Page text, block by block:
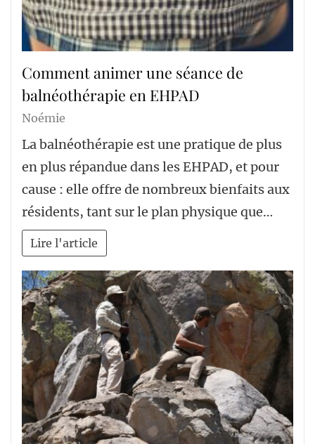
Comment animer une séance de
balnéothérapie en EHPAD
Noémie
La balnéothérapie est une pratique de plus
en plus répandue dans les EHPAD, et pour
cause : elle offre de nombreux bienfaits aux
résidents, tant sur le plan physique que…
Lire l'article